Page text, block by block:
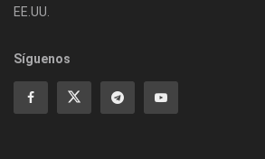
EE.UU.
Síguenos